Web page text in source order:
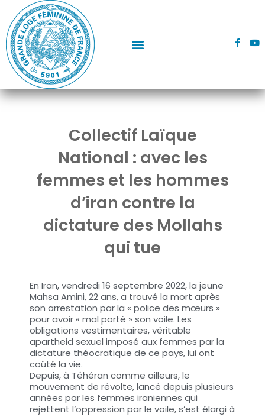
contenu
F
a
o
o
k
Y
b
e
Collectif Laïque
National : avec les
femmes et les hommes
d’iran contre la
dictature des Mollahs
qui tue
En Iran, vendredi 16 septembre 2022, la jeune
Mahsa Amini, 22 ans, a trouvé la mort après
son arrestation par la « police des mœurs »
pour avoir « mal porté » son voile. Les
obligations vestimentaires, véritable
apartheid sexuel imposé aux femmes par la
dictature théocratique de ce pays, lui ont
coûté la vie.
Depuis, à Téhéran comme ailleurs, le
mouvement de révolte, lancé depuis plusieurs
années par les femmes iraniennes qui
rejettent l’oppression par le voile, s’est élargi à